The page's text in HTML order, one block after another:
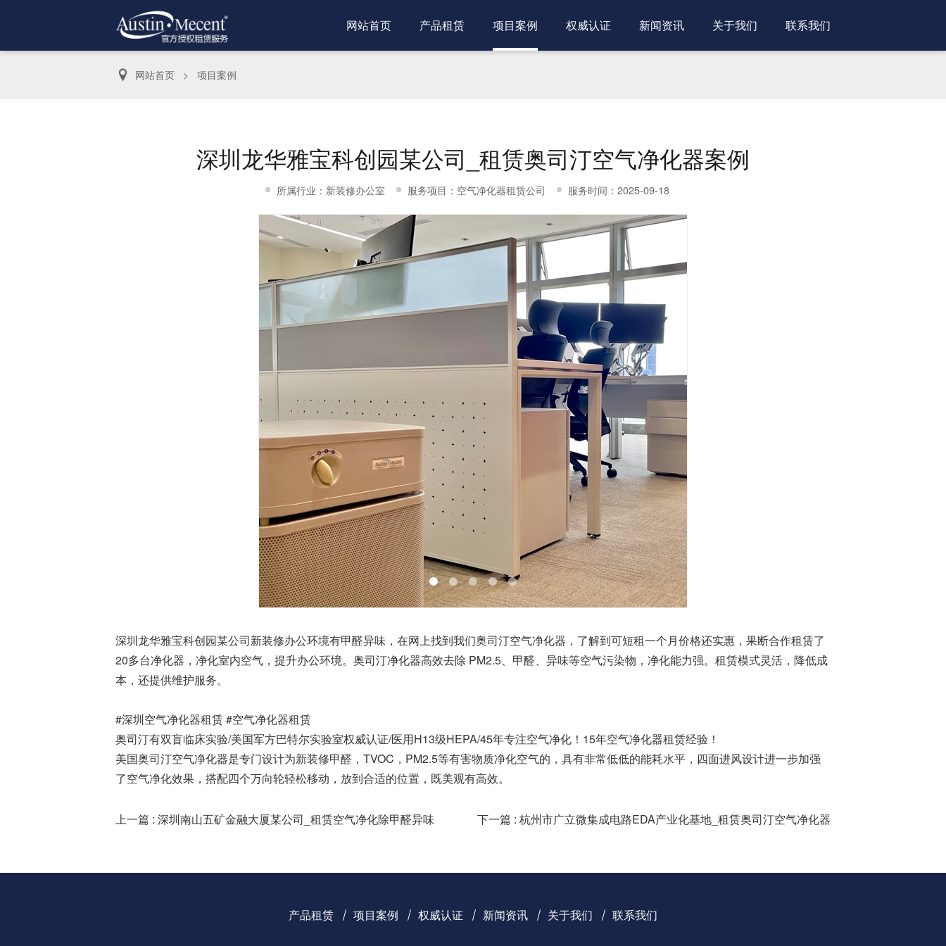
网站首页 产品租赁 项目案例 权威认证 新闻资讯 关于我们 联系我们
网站首页 > 项目案例
深圳龙华雅宝科创园某公司_租赁奥司汀空气净化器案例
所属行业：新装修办公室 服务项目：空气净化器租赁公司 服务时间：2025-09-18
深圳龙华雅宝科创园某公司新装修办公环境有甲醛异味，在网上找到我们奥司汀空气净化器，了解到可短租一个月价格还实惠，果断合作租赁了
20多台净化器，净化室内空气，提升办公环境。奥司汀净化器高效去除 PM2.5、甲醛、异味等空气污染物，净化能力强。租赁模式灵活，降低成
本，还提供维护服务。
#深圳空气净化器租赁 #空气净化器租赁
奥司汀有双盲临床实验/美国军方巴特尔实验室权威认证/医用H13级HEPA/45年专注空气净化！15年空气净化器租赁经验！
美国奥司汀空气净化器是专门设计为新装修甲醛，TVOC，PM2.5等有害物质净化空气的，具有非常低低的能耗水平，四面进风设计进一步加强
了空气净化效果，搭配四个万向轮轻松移动，放到合适的位置，既美观有高效。
上一篇 : 深圳南山五矿金融大厦某公司_租赁空气净化除甲醛异味 下一篇 : 杭州市广立微集成电路EDA产业化基地_租赁奥司汀空气净化器
产品租赁 项目案例 权威认证 新闻资讯 关于我们 联系我们